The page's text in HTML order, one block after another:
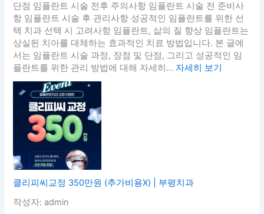
단점 임플란트 시술 전후 주의사항 임플란트 시술 전 준비사
항 임플란트 시술 후 관리사항 성공적인 임플란트를 위한 선
택 치과 선택 시 고려사항 임플란트, 삶의 질 향상 임플란트는
상실된 치아를 대체하는 효과적인 치료 방법입니다. 본 글에
서는 임플란트 시술 과정, 장점 및 단점, 그리고 성공적인 임
플란트를 위한 관리 방법에 대해 자세히... 자세히 보기
클리피씨교정 350만원 (추가비용X) | 부평치과
작성자: admin